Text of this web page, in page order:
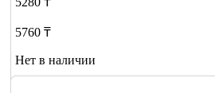
5760 ₸
Нет в наличии